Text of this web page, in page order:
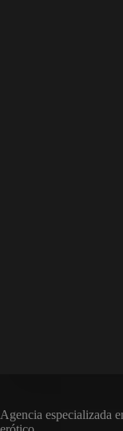
Agencia especializada